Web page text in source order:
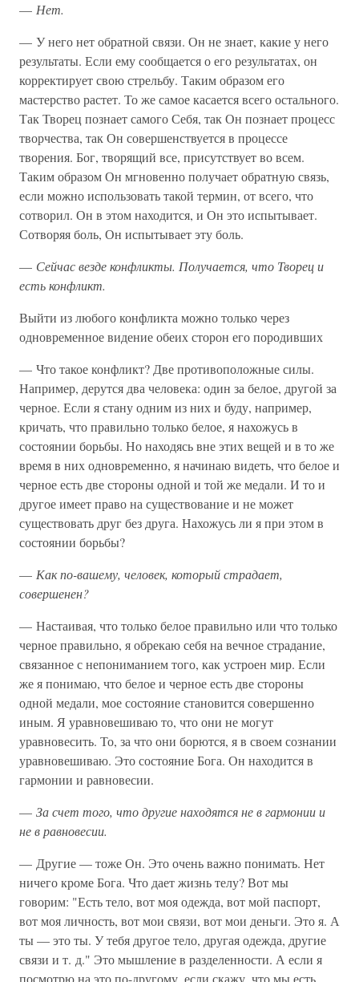
— Нет.
— У него нет обратной связи. Он не знает, какие у него
результаты. Если ему сообщается о его результатах, он
корректирует свою стрельбу. Таким образом его
мастерство растет. То же самое касается всего остального.
Так Творец познает самого Себя, так Он познает процесс
творчества, так Он совершенствуется в процессе
творения. Бог, творящий все, присутствует во всем.
Таким образом Он мгновенно получает обратную связь,
если можно использовать такой термин, от всего, что
сотворил. Он в этом находится, и Он это испытывает.
Сотворяя боль, Он испытывает эту боль.
— Сейчас везде конфликты. Получается, что Творец и
есть конфликт.
Выйти из любого конфликта можно только через
одновременное видение обеих сторон его породивших
— Что такое конфликт? Две противоположные силы.
Например, дерутся два человека: один за белое, другой за
черное. Если я стану одним из них и буду, например,
кричать, что правильно только белое, я нахожусь в
состоянии борьбы. Но находясь вне этих вещей и в то же
время в них одновременно, я начинаю видеть, что белое и
черное есть две стороны одной и той же медали. И то и
другое имеет право на существование и не может
существовать друг без друга. Нахожусь ли я при этом в
состоянии борьбы?
— Как по-вашему, человек, который страдает,
совершенен?
— Настаивая, что только белое правильно или что только
черное правильно, я обрекаю себя на вечное страдание,
связанное с непониманием того, как устроен мир. Если
же я понимаю, что белое и черное есть две стороны
одной медали, мое состояние становится совершенно
иным. Я уравновешиваю то, что они не могут
уравновесить. То, за что они борются, я в своем сознании
уравновешиваю. Это состояние Бога. Он находится в
гармонии и равновесии.
— За счет того, что другие находятся не в гармонии и
не в равновесии.
— Другие — тоже Он. Это очень важно понимать. Нет
ничего кроме Бога. Что дает жизнь телу? Вот мы
говорим: "Есть тело, вот моя одежда, вот мой паспорт,
вот моя личность, вот мои связи, вот мои деньги. Это я. А
ты — это ты. У тебя другое тело, другая одежда, другие
связи и т. д." Это мышление в разделенности. А если я
посмотрю на это по-другому, если скажу, что мы есть